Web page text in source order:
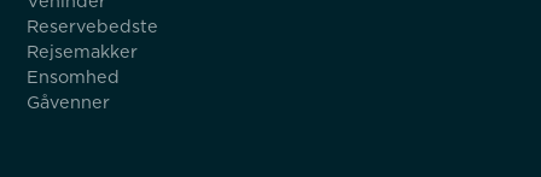
Reservebedste
Rejsemakker
Ensomhed
Gåvenner